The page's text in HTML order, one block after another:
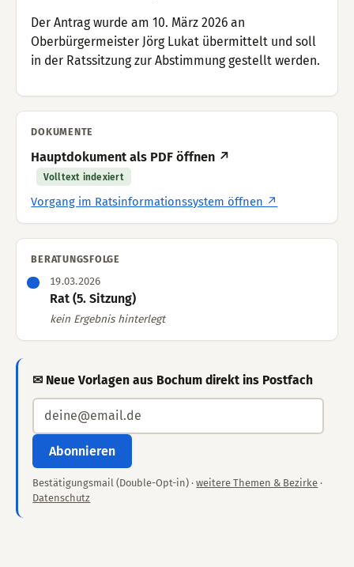
Der Antrag wurde am 10. März 2026 an
Oberbürgermeister Jörg Lukat übermittelt und soll
in der Ratssitzung zur Abstimmung gestellt werden.
DOKUMENTE
Hauptdokument als PDF öffnen ↗
Volltext indexiert
Vorgang im Ratsinformationssystem öffnen ↗
BERATUNGSFOLGE
19.03.2026
Rat (5. Sitzung)
kein Ergebnis hinterlegt
✉ Neue Vorlagen aus Bochum direkt ins Postfach
Abonnieren
Bestätigungsmail (Double-Opt-in) ·weitere Themen & Bezirke ·
Datenschutz